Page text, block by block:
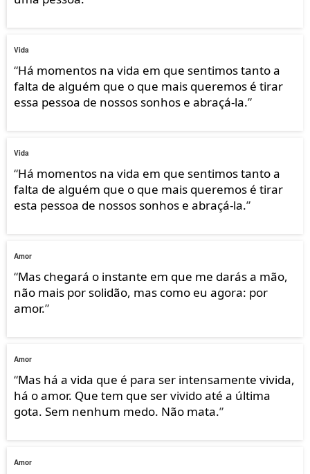
Vida
“Há momentos na vida em que sentimos tanto a
falta de alguém que o que mais queremos é tirar
essa pessoa de nossos sonhos e abraçá-la.”
Vida
“Há momentos na vida em que sentimos tanto a
falta de alguém que o que mais queremos é tirar
esta pessoa de nossos sonhos e abraçá-la.”
Amor
“Mas chegará o instante em que me darás a mão,
não mais por solidão, mas como eu agora: por
amor.”
Amor
“Mas há a vida que é para ser intensamente vivida,
há o amor. Que tem que ser vivido até a última
gota. Sem nenhum medo. Não mata.”
Amor